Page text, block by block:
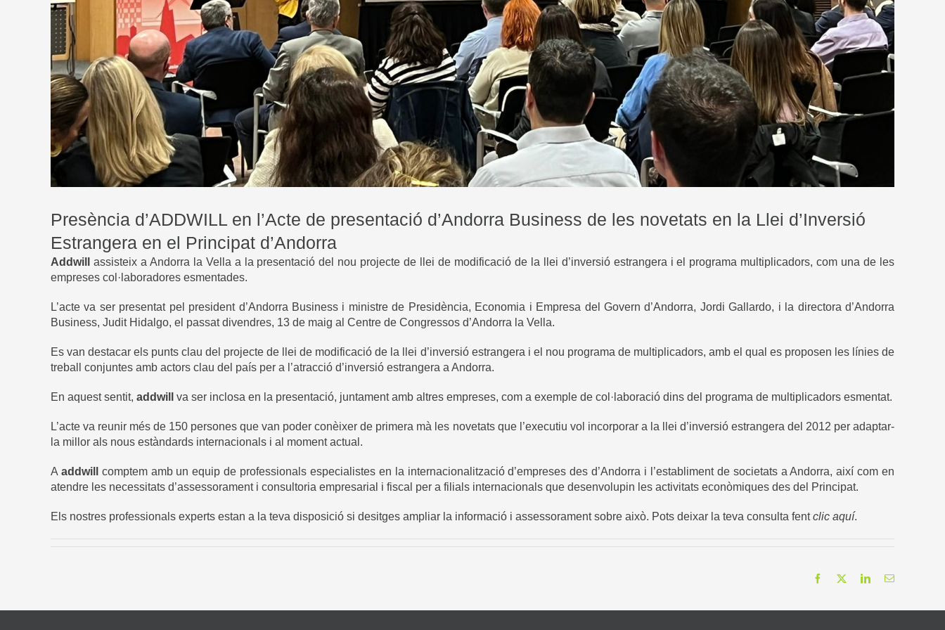
Presència d’ADDWILL en l’Acte de presentació d’Andorra Business de les novetats en la Llei d’Inversió
Estrangera en el Principat d’Andorra
Addwill
assisteix a Andorra la Vella a la presentació del nou projecte de llei de modificació de la llei d’inversió estrangera i el programa multiplicadors, com una de les
empreses col·laboradores esmentades.
L’acte va ser presentat pel president d’Andorra Business i ministre de Presidència, Economia i Empresa del Govern d’Andorra, Jordi Gallardo, i la directora d’Andorra
Business, Judit Hidalgo, el passat divendres, 13 de maig al Centre de Congressos d’Andorra la Vella.
Es van destacar els punts clau del projecte de llei de modificació de la llei d’inversió estrangera i el nou programa de multiplicadors, amb el qual es proposen les línies de
treball conjuntes amb actors clau del país per a l’atracció d’inversió estrangera a Andorra.
En aquest sentit, addwill va ser inclosa en la presentació, juntament amb altres empreses, com a exemple de col·laboració dins del programa de multiplicadors esmentat.
L’acte va reunir més de 150 persones que van poder conèixer de primera mà les novetats que l’executiu vol incorporar a la llei d’inversió estrangera del 2012 per adaptar-
la millor als nous estàndards internacionals i al moment actual.
A addwill
comptem amb un equip de professionals especialistes en la internacionalització d’empreses des d’Andorra i l’establiment de societats a Andorra, així com en
atendre les necessitats d’assessorament i consultoria empresarial i fiscal per a filials internacionals que desenvolupin les activitats econòmiques des del Principat.
Els nostres professionals experts estan a la teva disposició si desitges ampliar la informació i assessorament sobre això. Pots deixar la teva consulta fentclic aquí.
Facebook LinkedInEmail